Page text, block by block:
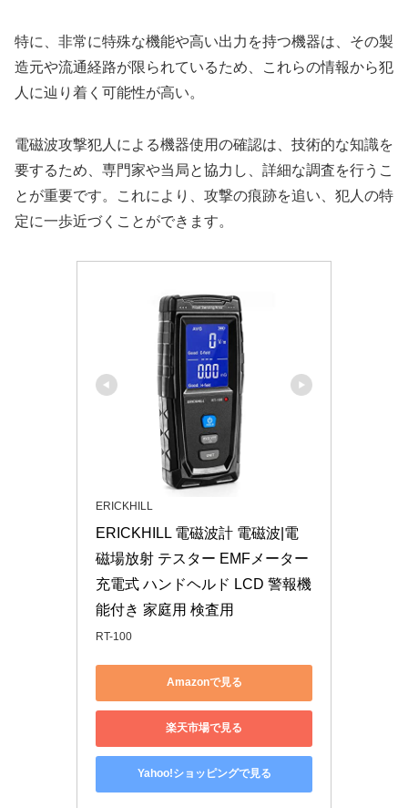
特に、非常に特殊な機能や高い出力を持つ機器は、その製
造元や流通経路が限られているため、これらの情報から犯
人に辿り着く可能性が高い。
電磁波攻撃犯人による機器使用の確認は、技術的な知識を
要するため、専門家や当局と協力し、詳細な調査を行うこ
とが重要です。これにより、攻撃の痕跡を追い、犯人の特
定に一歩近づくことができます。
ERICKHILL
ERICKHILL 電磁波計 電磁波|電
磁場放射 テスター EMFメーター
充電式 ハンドヘルド LCD 警報機
能付き 家庭用 検査用
RT-100
Amazonで見る
楽天市場で見る
Yahoo!ショッピングで見る